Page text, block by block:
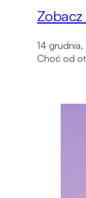
14
Choć od